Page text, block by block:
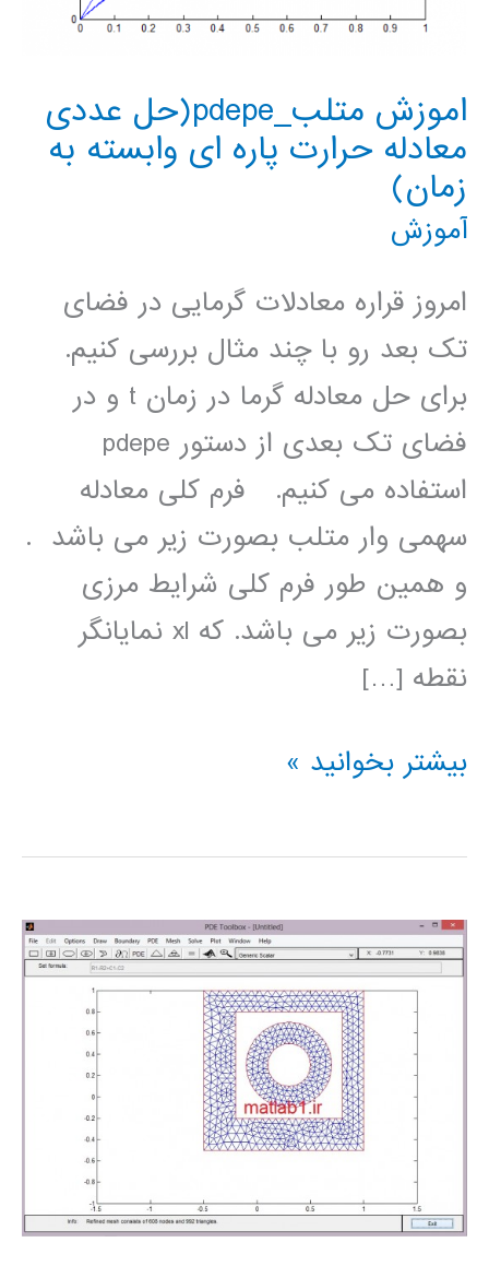
اموزش متلب_pdepe(حل عددی
معادله حرارت پاره ای وابسته به
زمان)
آموزش
امروز قراره معادلات گرمایی در فضای
تک بعد رو با چند مثال بررسی کنیم.
برای حل معادله گرما در زمان t و در
فضای تک بعدی از دستور pdepe
استفاده می کنیم. فرم کلی معادله
سھمی وار متلب بصورت زیر می باشد .
و ھمین طور فرم کلی شرایط مرزی
بصورت زیر می باشد. که xl نمایانگر
نقطه […]
اموزش
عددی
حرارت
وابسته
زمان)
بیشتر بخوانید »